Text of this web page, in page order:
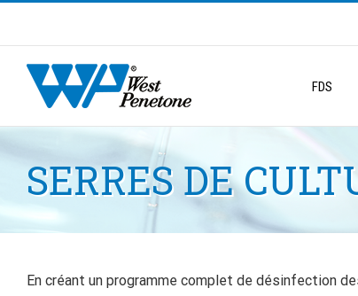
content
Search
FDS
SERRES DE
En créant un programme complet de désinfection